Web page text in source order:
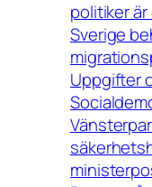
politiker
Sverige
Uppgifter